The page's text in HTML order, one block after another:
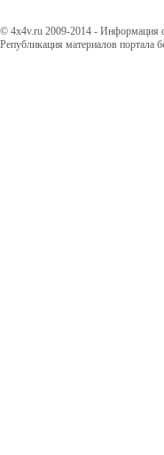
© 4x4v.ru 2009-2014 - Информация о
Републикация материалов портала